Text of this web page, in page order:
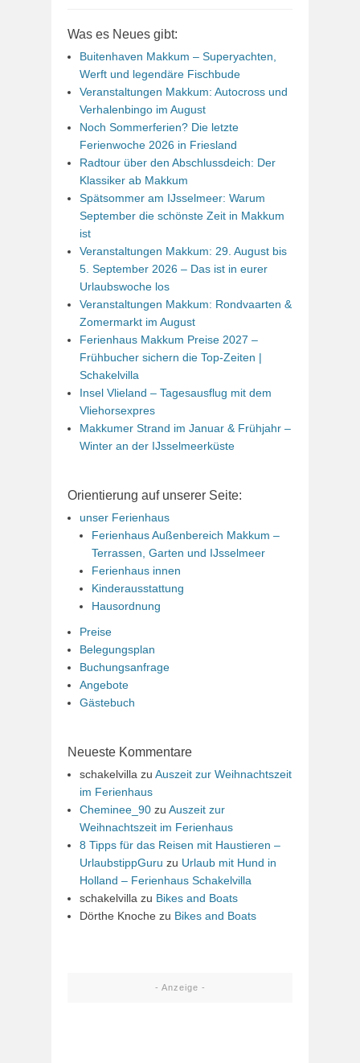
Was es Neues gibt:
Buitenhaven Makkum – Superyachten,
Werft und legendäre Fischbude
Veranstaltungen Makkum: Autocross und
Verhalenbingo im August
Noch Sommerferien? Die letzte
Ferienwoche 2026 in Friesland
Radtour über den Abschlussdeich: Der
Klassiker ab Makkum
Spätsommer am IJsselmeer: Warum
September die schönste Zeit in Makkum
ist
Veranstaltungen Makkum: 29. August bis
5. September 2026 – Das ist in eurer
Urlaubswoche los
Veranstaltungen Makkum: Rondvaarten &
Zomermarkt im August
Ferienhaus Makkum Preise 2027 –
Frühbucher sichern die Top-Zeiten |
Schakelvilla
Insel Vlieland – Tagesausflug mit dem
Vliehorsexpres
Makkumer Strand im Januar & Frühjahr –
Winter an der IJsselmeerküste
Orientierung auf unserer Seite:
unser Ferienhaus
Ferienhaus Außenbereich Makkum –
Terrassen, Garten und IJsselmeer
Ferienhaus innen
Kinderausstattung
Hausordnung
Preise
Belegungsplan
Buchungsanfrage
Angebote
Gästebuch
Neueste Kommentare
schakelvilla zu Auszeit zur Weihnachtszeit
im Ferienhaus
Cheminee_90 zu Auszeit zur
Weihnachtszeit im Ferienhaus
8 Tipps für das Reisen mit Haustieren –
UrlaubstippGuru zu Urlaub mit Hund in
Holland – Ferienhaus Schakelvilla
schakelvilla zu Bikes and Boats
Dörthe Knoche zu Bikes and Boats
- Anzeige -